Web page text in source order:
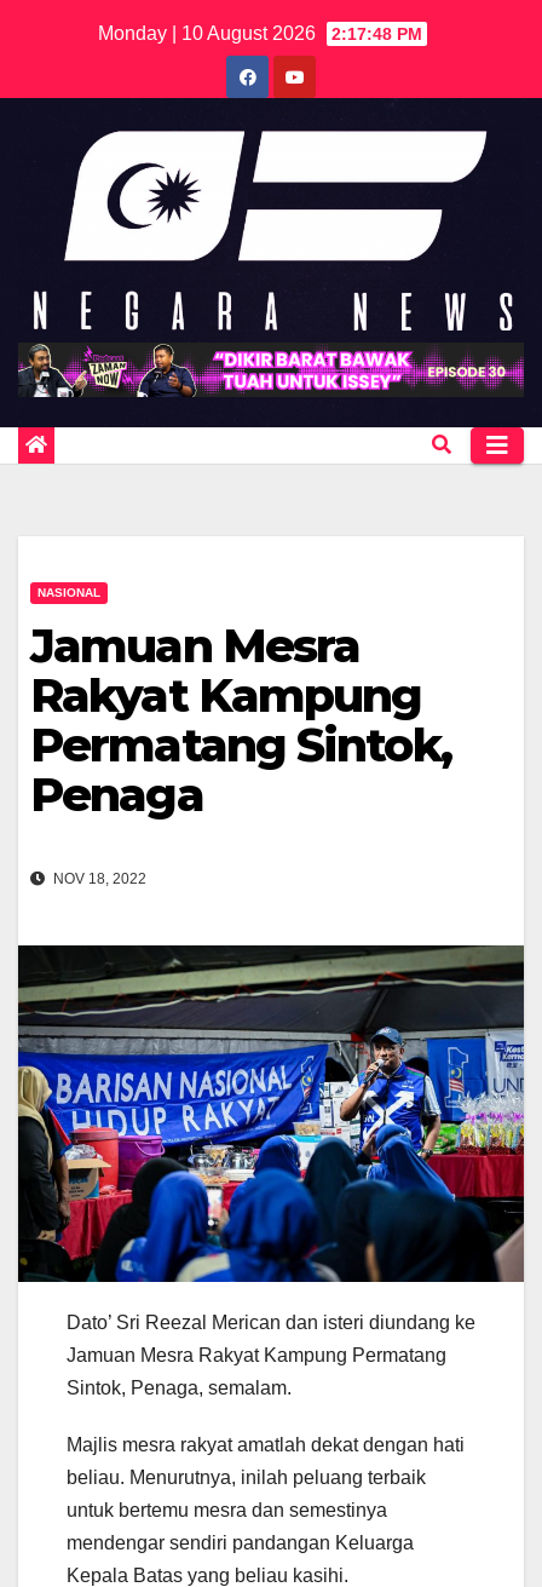
Monday | 10 August 2026 2:17:48 PM
NASIONAL
Jamuan Mesra
Rakyat Kampung
Permatang Sintok,
Penaga
NOV 18, 2022
Dato’ Sri Reezal Merican dan isteri diundang ke
Jamuan Mesra Rakyat Kampung Permatang
Sintok, Penaga, semalam.
Majlis mesra rakyat amatlah dekat dengan hati
beliau. Menurutnya, inilah peluang terbaik
untuk bertemu mesra dan semestinya
mendengar sendiri pandangan Keluarga
Kepala Batas yang beliau kasihi.